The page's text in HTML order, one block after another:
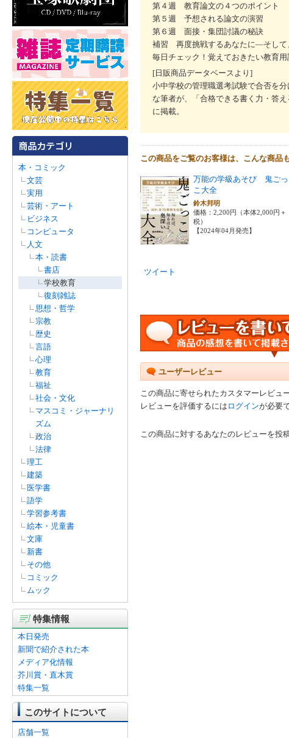
本・コミック
文芸
実用
芸術・アート
ビジネス
コンピュータ
人文
本・読書
書店
学校教育
復刻雑誌
思想・哲学
宗教
歴史
言語
心理
教育
福祉
社会・文化
マスコミ・ジャーナリ
ズム
政治
法律
理工
建築
医学書
語学
学習参考書
絵本・児童書
文庫
新書
その他
コミック
ムック
特集情報
本日発売
新聞で紹介された本
メディア化情報
芥川賞・直木賞
特集一覧
このサイトについて
店舗一覧
第４週 教育論文の４つのポイント
第５週 予想される論文の演習
第６週 面接・集団討議の秘訣
補習 再度挑戦するあなたに―そして
毎日チェック！覚えておきたい教育用
[日販商品データベースより]
小中学校の管理職選考試験で合否を
な筆者が、「合格できる書く力・答
に掲載。
この商品をご覧のお客様は、こんな商品
万能の学級あそび 鬼ごっ
こ大全
鈴木邦明
価格：2,200円（本体2,000円＋
税）
【2024年04月発売】
ツイート
ユーザーレビュー
この商品に寄せられたカスタマーレビュ
レビューを評価するには ログインが必要
この商品に対するあなたのレビューを投